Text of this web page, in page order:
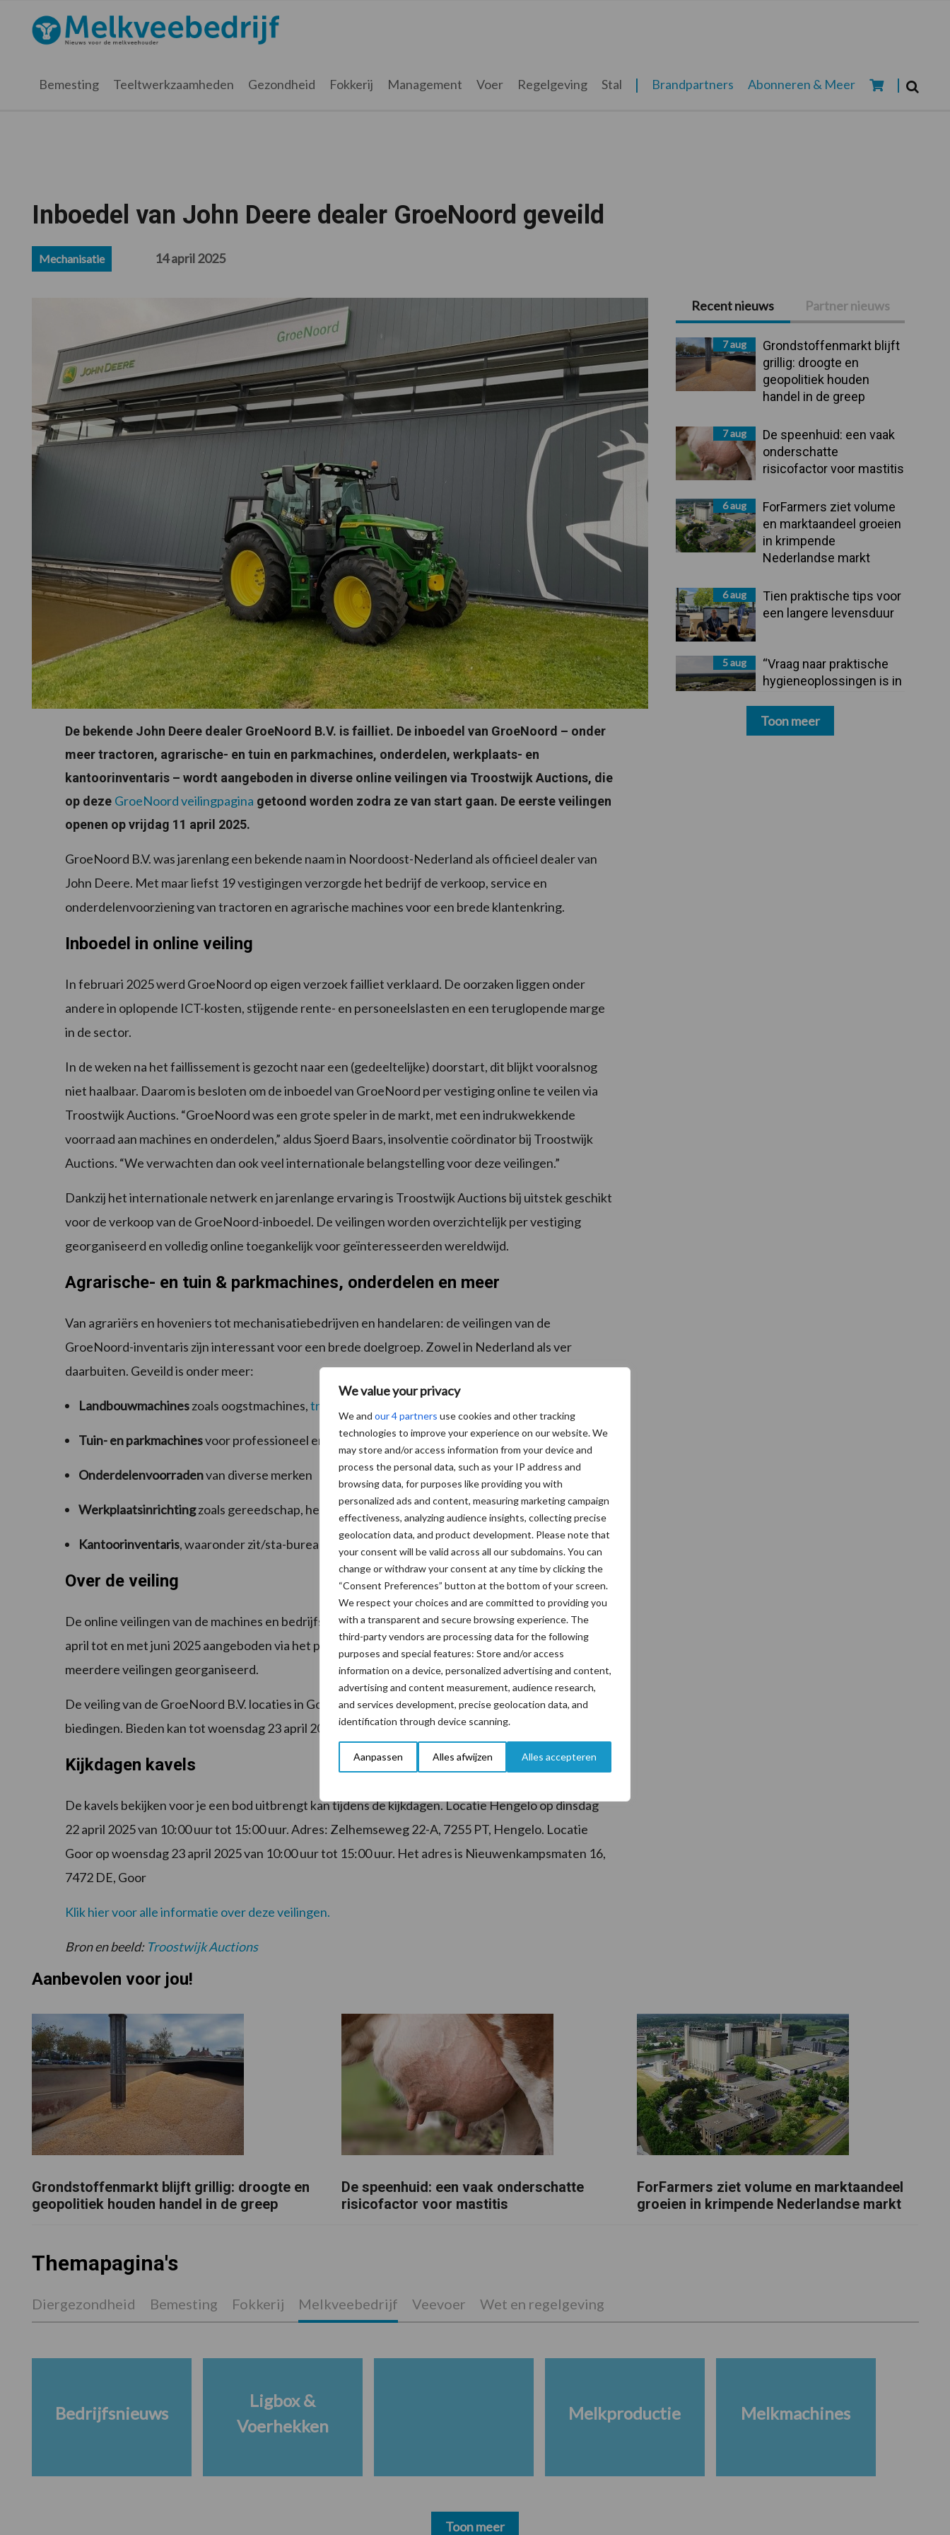
We value your privacy
We and our 4 partners use cookies and other tracking
technologies to improve your experience on our website. We
may store and/or access information from your device and
process the personal data, such as your IP address and
browsing data, for purposes like providing you with
personalized ads and content, measuring marketing campaign
effectiveness, analyzing audience insights, collecting precise
geolocation data, and product development. Please note that
your consent will be valid across all our subdomains. You can
change or withdraw your consent at any time by clicking the
“Consent Preferences” button at the bottom of your screen.
We respect your choices and are committed to providing you
with a transparent and secure browsing experience. The
third-party vendors are processing data for the following
purposes and special features: Store and/or access
information on a device, personalized advertising and content,
advertising and content measurement, audience research,
and services development, precise geolocation data, and
identification through device scanning.
Aanpassen Alles afwijzen Alles accepteren
hoofdnavigatie
hoofd
eerste
voettekst
Melkveebedrijf.nl
Bemesting Teeltwerkzaamheden Gezondheid Fokkerij Management Voer Regelgeving Stal Brandpartners Abonneren & Meer
Inboedel van John Deere dealer GroeNoord geveild
Mechanisatie 14 april 2025
De bekende John Deere dealer GroeNoord B.V. is failliet. De inboedel van GroeNoord – onder
meer tractoren, agrarische- en tuin en parkmachines, onderdelen, werkplaats- en
kantoorinventaris – wordt aangeboden in diverse online veilingen via Troostwijk Auctions, die
op deze GroeNoord veilingpagina getoond worden zodra ze van start gaan. De eerste veilingen
openen op vrijdag 11 april 2025.
GroeNoord B.V. was jarenlang een bekende naam in Noordoost-Nederland als officieel dealer van
John Deere. Met maar liefst 19 vestigingen verzorgde het bedrijf de verkoop, service en
onderdelenvoorziening van tractoren en agrarische machines voor een brede klantenkring.
Inboedel in online veiling
In februari 2025 werd GroeNoord op eigen verzoek failliet verklaard. De oorzaken liggen onder
andere in oplopende ICT-kosten, stijgende rente- en personeelslasten en een teruglopende marge
in de sector.
In de weken na het faillissement is gezocht naar een (gedeeltelijke) doorstart, dit blijkt vooralsnog
niet haalbaar. Daarom is besloten om de inboedel van GroeNoord per vestiging online te veilen via
Troostwijk Auctions. “GroeNoord was een grote speler in de markt, met een indrukwekkende
voorraad aan machines en onderdelen,” aldus Sjoerd Baars, insolventie coördinator bij Troostwijk
Auctions. “We verwachten dan ook veel internationale belangstelling voor deze veilingen.”
Dankzij het internationale netwerk en jarenlange ervaring is Troostwijk Auctions bij uitstek geschikt
voor de verkoop van de GroeNoord-inboedel. De veilingen worden overzichtelijk per vestiging
georganiseerd en volledig online toegankelijk voor geïnteresseerden wereldwijd.
Agrarische- en tuin & parkmachines, onderdelen en meer
Van agrariërs en hoveniers tot mechanisatiebedrijven en handelaren: de veilingen van de
GroeNoord-inventaris zijn interessant voor een brede doelgroep. Zowel in Nederland als ver
daarbuiten. Geveild is onder meer:
Landbouwmachineszoals oogstmachines,tractoren
Tuin- en parkmachinesvoor professioneel en particulier gebruik
Onderdelenvoorradenvan diverse merken
Werkplaatsinrichtingzoals gereedschap, hefbruggen en magazijnstellingen
Kantoorinventaris, waaronder zit/sta-bureaus, vergadertafels, stoelen en kasten
Over de veiling
De online veilingen van de machines en bedrijfsinventaris van GroeNoord B.V. zijn in de periode van
april tot en met juni 2025 aangeboden via het platform van Troostwijk Auctions. Per filiaal zijn één of
meerdere veilingen georganiseerd.
De veiling van de GroeNoord B.V. locaties in Goor en Hengelo zijn sinds vandaag open voor
biedingen. Bieden kan tot woensdag 23 april 2025 (Hengelo) en tot donderdag 24 april 2025 (Goor).
Kijkdagen kavels
De kavels bekijken voor je een bod uitbrengt kan tijdens de kijkdagen. Locatie Hengelo op dinsdag
22 april 2025 van 10:00 uur tot 15:00 uur. Adres: Zelhemseweg 22-A, 7255 PT, Hengelo. Locatie
Goor op woensdag 23 april 2025 van 10:00 uur tot 15:00 uur. Het adres is Nieuwenkampsmaten 16,
7472 DE, Goor
Klik hier voor alle informatie over deze veilingen.
Bron en beeld: Troostwijk Auctions
Primaire
Sidebar
Recent nieuws Partner nieuws
7 aug
Grondstoffenmarkt blijft
grillig: droogte en
geopolitiek houden
handel in de greep
7 aug
De speenhuid: een vaak
onderschatte
risicofactor voor mastitis
6 aug
ForFarmers ziet volume
en marktaandeel groeien
in krimpende
Nederlandse markt
6 aug
Tien praktische tips voor
een langere levensduur
5 aug
“Vraag naar praktische
hygieneoplossingen is in
Toon meer
Aanbevolen voor jou!
Grondstoffenmarkt blijft grillig: droogte en
geopolitiek houden handel in de greep
De speenhuid: een vaak onderschatte
risicofactor voor mastitis
ForFarmers ziet volume en marktaandeel
groeien in krimpende Nederlandse markt
Themapagina's
Diergezondheid Bemesting Fokkerij Melkveebedrijf Veevoer Wet en regelgeving
Bedrijfsnieuws
Ligbox &
Voerhekken
Melkproductie Melkmachines
Toon meer